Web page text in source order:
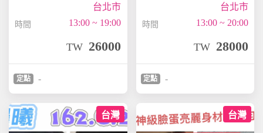
台北市
時間 13:00 ~ 19:00
TW 26000
定點 -
台北市
時間 13:00 ~ 20:00
TW 28000
定點 -
台灣 台灣